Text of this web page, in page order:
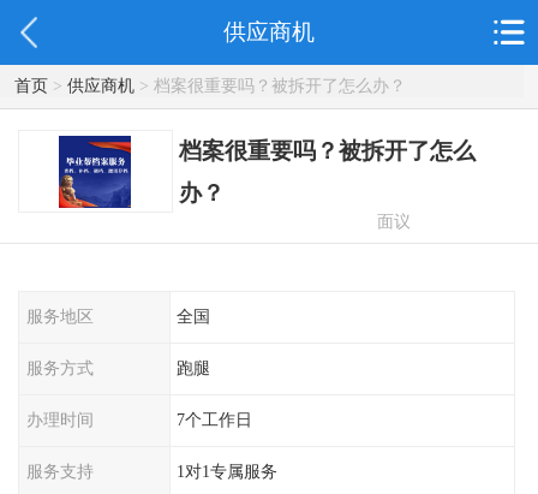
供应商机
首页> 供应商机> 档案很重要吗？被拆开了怎么办？
档案很重要吗？被拆开了怎么
办？
面议
服务地区 全国
服务方式 跑腿
办理时间 7个工作日
服务支持 1对1专属服务